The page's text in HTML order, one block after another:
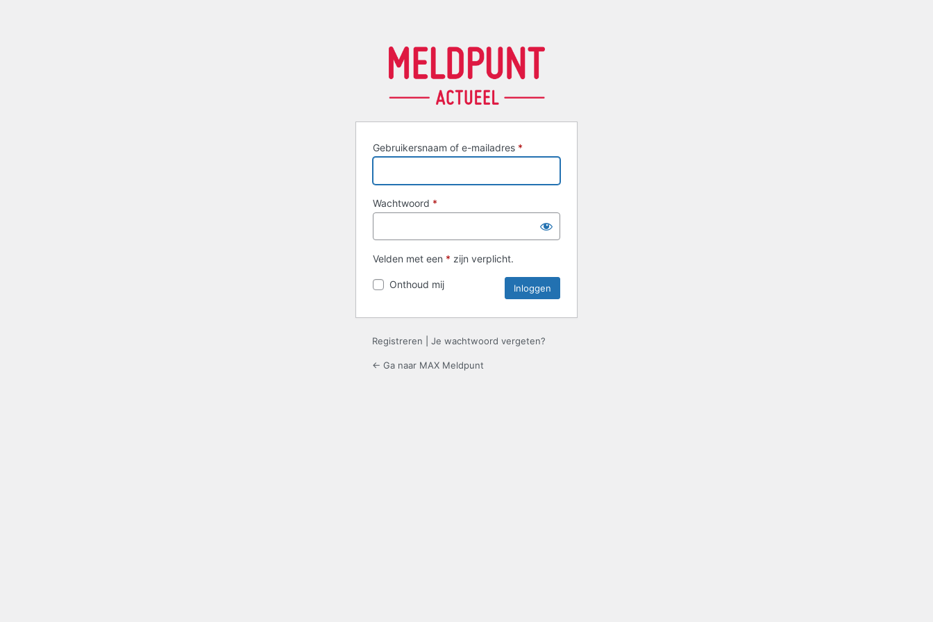
Gebruikersnaam of e-mailadres *
Wachtwoord *
Velden met een * zijn verplicht.
Onthoud mij
Registreren Je wachtwoord vergeten?
← Ga naar MAX Meldpunt